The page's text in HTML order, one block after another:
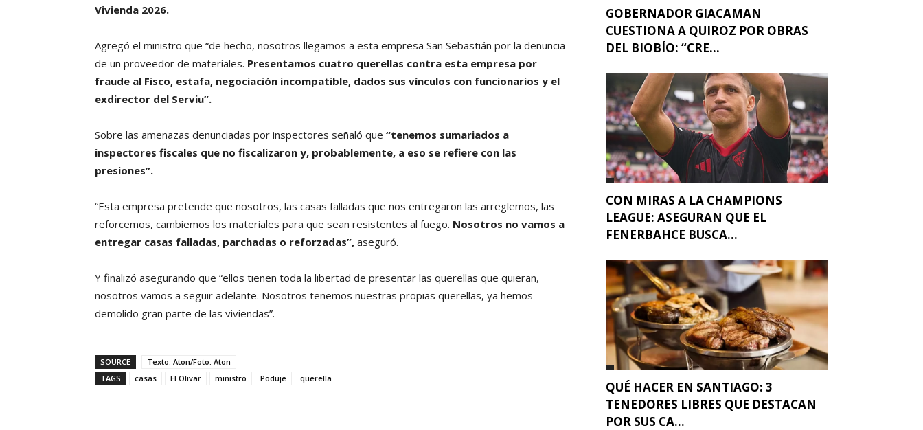
Vivienda 2026.
Agregó el ministro que “de hecho, nosotros llegamos a esta empresa San Sebastián por la denuncia
de un proveedor de materiales. Presentamos cuatro querellas contra esta empresa por
fraude al Fisco, estafa, negociación incompatible, dados sus vínculos con funcionarios y el
exdirector del Serviu”.
Sobre las amenazas denunciadas por inspectores señaló que “tenemos sumariados a
inspectores fiscales que no fiscalizaron y, probablemente, a eso se refiere con las
presiones”.
“Esta empresa pretende que nosotros, las casas falladas que nos entregaron las arreglemos, las
reforcemos, cambiemos los materiales para que sean resistentes al fuego. Nosotros no vamos a
entregar casas falladas, parchadas o reforzadas”, aseguró.
Y finalizó asegurando que “ellos tienen toda la libertad de presentar las querellas que quieran,
nosotros vamos a seguir adelante. Nosotros tenemos nuestras propias querellas, ya hemos
demolido gran parte de las viviendas”.
SOURCE
Texto: Aton/Foto: Aton
TAGS
casas El Olivar ministro Poduje querella
GOBERNADOR GIACAMAN
CUESTIONA A QUIROZ POR OBRAS
DEL BIOBÍO: “CRE...
CON MIRAS A LA CHAMPIONS
LEAGUE: ASEGURAN QUE EL
FENERBAHCE BUSCA...
QUÉ HACER EN SANTIAGO: 3
TENEDORES LIBRES QUE DESTACAN
POR SUS CA...